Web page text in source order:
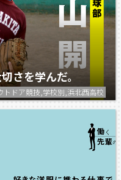
さを学んだ。
トドア競技,学校別,浜北西高校